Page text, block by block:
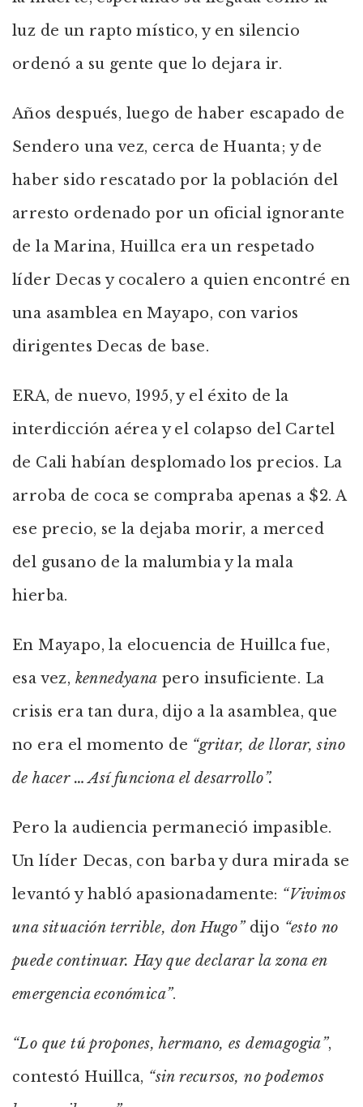
luz de un rapto místico, y en silencio
ordenó a su gente que lo dejara ir.
Años después, luego de haber escapado de
Sendero una vez, cerca de Huanta; y de
haber sido rescatado por la población del
arresto ordenado por un oficial ignorante
de la Marina, Huillca era un respetado
líder Decas y cocalero a quien encontré en
una asamblea en Mayapo, con varios
dirigentes Decas de base.
ERA, de nuevo, 1995, y el éxito de la
interdicción aérea y el colapso del Cartel
de Cali habían desplomado los precios. La
arroba de coca se compraba apenas a $2. A
ese precio, se la dejaba morir, a merced
del gusano de la malumbia y la mala
hierba.
En Mayapo, la elocuencia de Huillca fue,
esa vez, kennedyana pero insuficiente. La
crisis era tan dura, dijo a la asamblea, que
no era el momento de “gritar, de llorar, sino
de hacer … Así funciona el desarrollo”.
Pero la audiencia permaneció impasible.
Un líder Decas, con barba y dura mirada se
levantó y habló apasionadamente: “Vivimos
una situación terrible, don Hugo”dijo “esto no
puede continuar. Hay que declarar la zona en
emergencia económica”.
“Lo que tú propones, hermano, es demagogia”,
contestó Huillca, “sin recursos, no podemos